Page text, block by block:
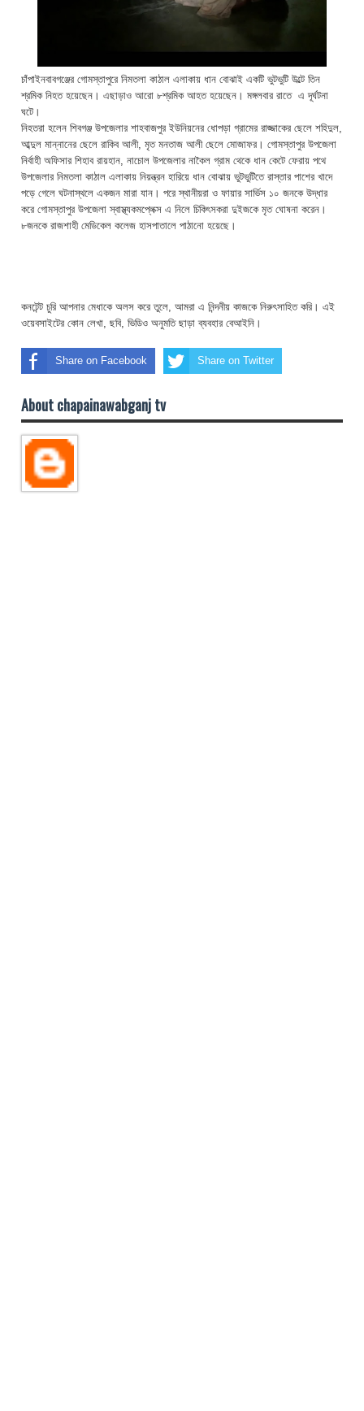
চাঁপাইনবাবগঞ্জের গোমস্তাপুরে নিমতলা কাঠাল এলাকায় ধান বোঝাই একটি ভুটভুটি উল্টে তিন
শ্রমিক নিহত হয়েছেন। এছাড়াও আরো ৮শ্রমিক আহত হয়েছেন। মঙ্গলবার রাতে এ দূর্ঘটনা
ঘটে।
নিহতরা হলেন শিবগঞ্জ উপজেলার শাহবাজপুর ইউনিয়নের ধোপড়া গ্রামের রাজ্জাকের ছেলে শহিদুল,
আব্দুল মান্নানের ছেলে রাকিব আলী, মৃত মনতাজ আলী ছেলে মোজাফর। গোমস্তাপুর উপজেলা
নির্বাহী অফিসার শিহাব রায়হান, নাচোল উপজেলার নাকৈল গ্রাম থেকে ধান কেটে ফেরায় পথে
উপজেলার নিমতলা কাঠাল এলাকায় নিয়ন্ত্রন হারিয়ে ধান বোঝায় ভুটভুটিতে রাস্তার পাশের খাদে
পড়ে গেলে ঘটনাস্থলে একজন মারা যান। পরে স্থানীয়রা ও ফায়ার সার্ভিস ১০ জনকে উদ্ধার
করে গোমস্তাপুর উপজেলা স্বাস্থ্যকমপ্লেক্স এ নিলে চিকিৎসকরা দুইজকে মৃত ঘোষনা করেন।
৮জনকে রাজশাহী মেডিকেল কলেজ হাসপাতালে পাঠানো হয়েছে।
কনটেন্ট চুরি আপনার মেধাকে অলস করে তুলে, আমরা এ নিন্দনীয় কাজকে নিরুৎসাহিত করি। এই
ওয়েবসাইটের কোন লেখা, ছবি, ভিডিও অনুমতি ছাড়া ব্যবহার বেআইনি।
Share on Facebook Share on Twitter
About chapainawabganj tv